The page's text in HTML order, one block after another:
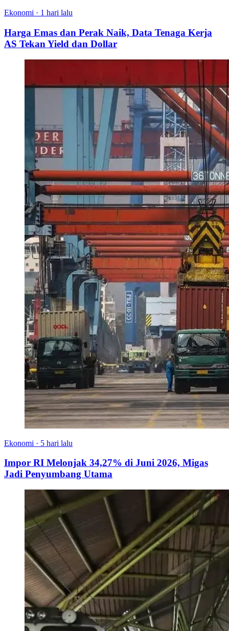
Ekonomi · 1 hari lalu
Harga Emas dan Perak Naik, Data Tenaga Kerja
AS Tekan Yield dan Dollar
Ekonomi · 5 hari lalu
Impor RI Melonjak 34,27% di Juni 2026, Migas
Jadi Penyumbang Utama